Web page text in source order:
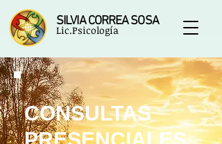
SILVIA CORREA SOSA
Lic.Psicología
CONSULTAS